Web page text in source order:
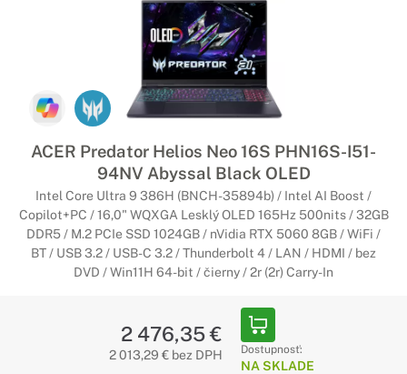
ACER Predator Helios Neo 16S PHN16S-I51-
94NV Abyssal Black OLED
Intel Core Ultra 9 386H (BNCH-35894b) / Intel AI Boost /
Copilot+PC / 16,0" WQXGA Lesklý OLED 165Hz 500nits / 32GB
DDR5 / M.2 PCIe SSD 1024GB / nVidia RTX 5060 8GB / WiFi /
BT / USB 3.2 / USB-C 3.2 / Thunderbolt 4 / LAN / HDMI / bez
DVD / Win11H 64-bit / čierny / 2r (2r) Carry-In
2 476,35 €
2 013,29 € bez DPH Dostupnosť:
NA SKLADE